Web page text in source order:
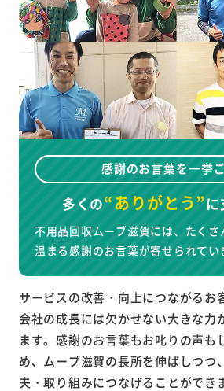
感謝のお言葉を一挙
多くの“ありがとう”に
不用品回収ムーブ滋賀には、たく
温まる感謝のお言葉が寄せられてい
サービスの改善・向上につながるお
会社の成長には欠かせない大きな力
ます。感謝のお言葉もお叱りの声も
め、ムーブ滋賀の長所を伸ばしつつ
夫・取り組みにつなげることができ